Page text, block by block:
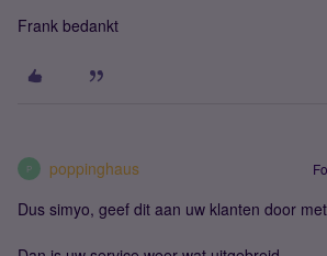
Frank bedankt
P poppinghaus
Dus simyo, geef dit aan uw klanten door